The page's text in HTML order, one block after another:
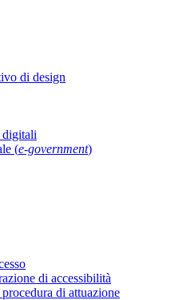
di design
digitali
(e-government)
di accessibilità
di attuazione